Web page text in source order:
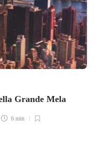
Grande Mela
6 min